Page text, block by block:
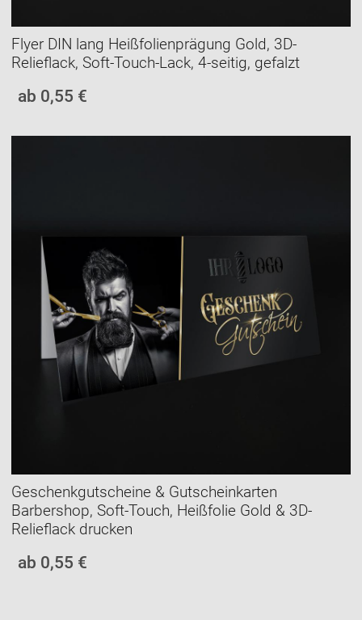
Flyer DIN lang Heißfolienprägung Gold, 3D-
Relieflack, Soft-Touch-Lack, 4-seitig, gefalzt
ab 0,55 €
Geschenkgutscheine & Gutscheinkarten
Barbershop, Soft-Touch, Heißfolie Gold & 3D-
Relieflack drucken
ab 0,55 €